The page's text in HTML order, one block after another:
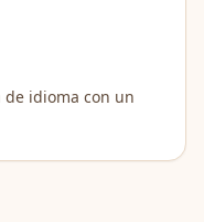
de idioma con un